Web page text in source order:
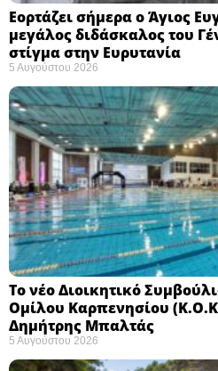
Εορτάζει σήμερα ο Άγιος
μεγάλος διδάσκαλος του
στίγμα στην Ευρυτανία
5 Αυγούστου 2026
Το νέο Διοικητικό
Ομίλου Καρπενησίου
Δημήτρης Μπαλτάς
5 Αυγούστου 2026